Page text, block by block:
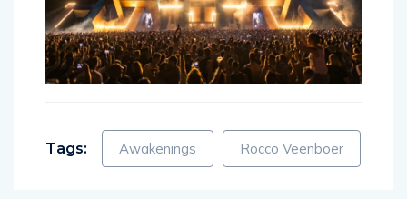
Awakenings Rocco Veenboer